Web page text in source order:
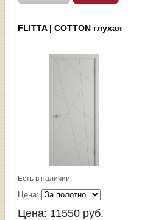
FLITTA | COTTON глухая
Есть в наличии.
Цена:
Цена: 11550 руб.